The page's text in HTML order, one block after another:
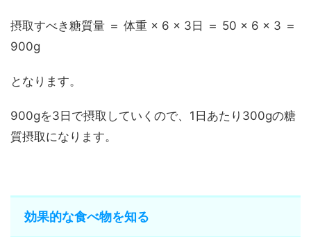
摂取すべき糖質量 ＝ 体重 × 6 × 3日 ＝ 50 × 6 × 3 ＝
900g
となります。
900gを3日で摂取していくので、1日あたり300gの糖
質摂取になります。
効果的な食べ物を知る